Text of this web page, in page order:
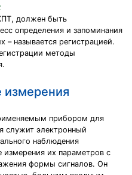
должен быть
определения и запоминания
– называется регистрацией.
методы
измерения
прибором для
служит электронный
наблюдения
измерения их параметров с
формы сигналов. Он